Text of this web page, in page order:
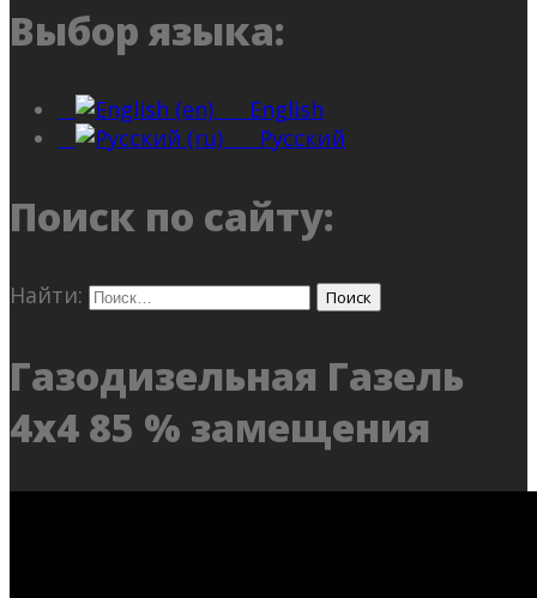
Выбор языка:
English
Русский
Поиск по сайту:
Найти:
Газодизельная Газель
4х4 85 % замещения